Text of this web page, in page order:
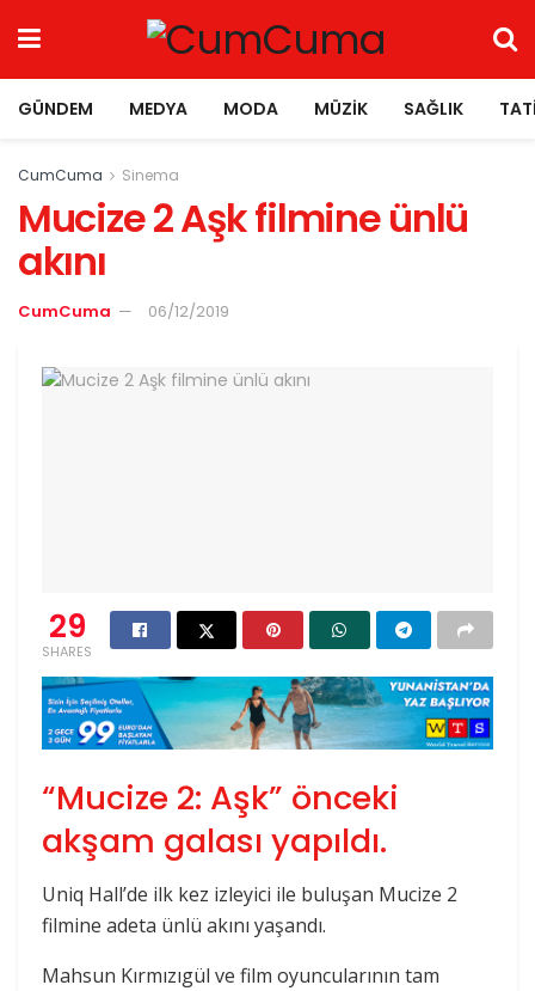
GÜNDEM MEDYA MODA MÜZIK SAĞLIK
CumCuma Sinema
Mucize 2 Aşk filmine ünlü
akını
CumCuma 06/12/2019
29
SHARES
“Mucize 2: Aşk” önceki
akşam galası yapıldı.
Uniq Hall’de ilk kez izleyici ile buluşan Mucize 2
filmine adeta ünlü akını yaşandı.
Mahsun Kırmızıgül ve film oyuncularının tam